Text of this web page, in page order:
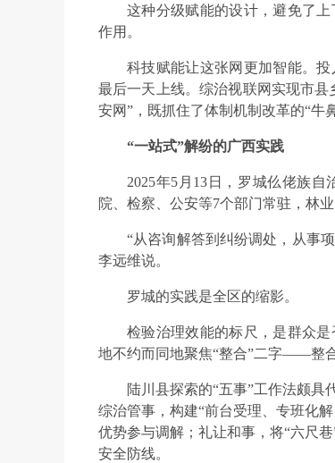
这种分级赋能的设计，避免了
作用。
科技赋能让这张网更加智能。
最后一天上线。综治视联网实现市
安网”，既抓住了体制机制改革的“牛
“一站式”解纷的广西实践
2025年5月13日，罗城仫佬族
院、检察、公安等7个部门常驻，林
“从咨询解答到纠纷调处，从事
李远维说。
罗城的实践是全区的缩影。
检验治理效能的标尺，是群众
地不约而同地聚焦“整合”二字——整
陆川县探索的“五事”工作法颇具
综治管事，构建“前台受理、专班化
优势参与调解；礼让和事，将“六尺
安全防线。